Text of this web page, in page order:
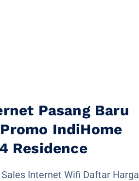
Pasang Baru
IndiHome
Residence
Internet Wifi Daftar Harga